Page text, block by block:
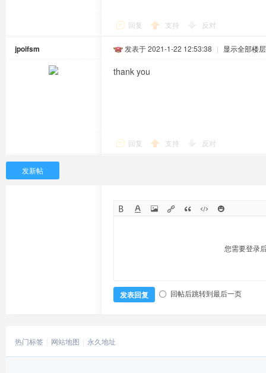
回复 支持 反对
jpoifsm 发表于 2021-1-22 12:53:38 | 显示全部楼层
thank you
回复 支持 反对
发新帖
您需要登录
发表回复 回帖后跳转到最后一页
热门标签 网站地图 永久地址